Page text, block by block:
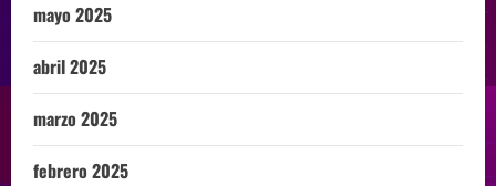
mayo 2025
abril 2025
marzo 2025
febrero 2025